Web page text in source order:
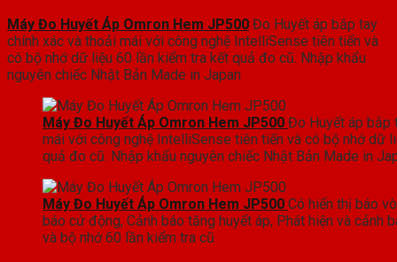
Máy Đo Huyết Áp Omron Hem JP500 Đo Huyết áp bắp tay
chính xác và thoải mái với công nghệ IntelliSense tiên tiến và
có bộ nhớ dữ liệu 60 lần kiểm tra kết quả đo cũ. Nhập khẩu
nguyên chiếc Nhật Bản Made in Japan
Máy Đo Huyết Áp Omron Hem JP500 Đo Huyết áp bắp
mái với công nghệ IntelliSense tiên tiến và có bộ nhớ dữ
quả đo cũ. Nhập khẩu nguyên chiếc Nhật Bản Made in
Máy Đo Huyết Áp Omron Hem JP500 Có hiển thị báo
báo cử động, Cảnh báo tăng huyết áp, Phát hiện và cảnh
và bộ nhớ 60 lần kiểm tra cũ